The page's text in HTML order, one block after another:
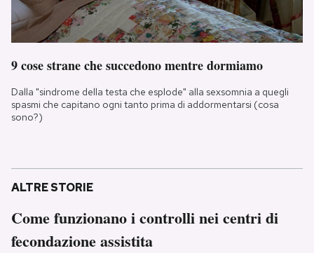
9 cose strane che succedono mentre dormiamo
Dalla "sindrome della testa che esplode" alla sexsomnia a quegli
spasmi che capitano ogni tanto prima di addormentarsi (cosa
sono?)
ALTRE STORIE
Come funzionano i controlli nei centri di
fecondazione assistita